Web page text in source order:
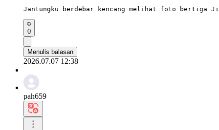
Jantungku berdebar kencang melihat foto bertiga
0
Menulis balasan
2026.07.07 12:38
pah659